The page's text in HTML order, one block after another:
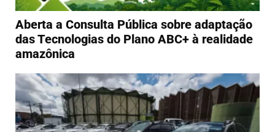
Aberta a Consulta Pública sobre adaptação
das Tecnologias do Plano ABC+ à realidade
amazônica